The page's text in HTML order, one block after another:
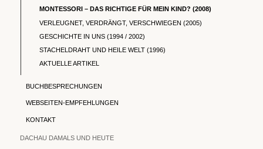
MONTESSORI – DAS RICHTIGE FÜR MEIN KIND? (2008)
VERLEUGNET, VERDRÄNGT, VERSCHWIEGEN (2005)
GESCHICHTE IN UNS (1994 / 2002)
STACHELDRAHT UND HEILE WELT (1996)
AKTUELLE ARTIKEL
BUCHBESPRECHUNGEN
WEBSEITEN-EMPFEHLUNGEN
KONTAKT
DACHAU DAMALS UND HEUTE